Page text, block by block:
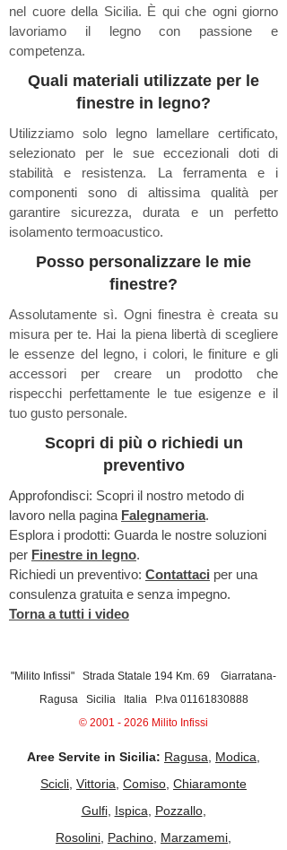
nel cuore della Sicilia. È qui che ogni giorno
lavoriamo il legno con passione e
competenza.
Quali materiali utilizzate per le
finestre in legno?
Utilizziamo solo legno lamellare certificato,
selezionato per le sue eccezionali doti di
stabilità e resistenza. La ferramenta e i
componenti sono di altissima qualità per
garantire sicurezza, durata e un perfetto
isolamento termoacustico.
Posso personalizzare le mie
finestre?
Assolutamente sì. Ogni finestra è creata su
misura per te. Hai la piena libertà di scegliere
le essenze del legno, i colori, le finiture e gli
accessori per creare un prodotto che
rispecchi perfettamente le tue esigenze e il
tuo gusto personale.
Scopri di più o richiedi un
preventivo
Approfondisci: Scopri il nostro metodo di
lavoro nella pagina Falegnameria.
Esplora i prodotti: Guarda le nostre soluzioni
per Finestre in legno.
Richiedi un preventivo: Contattaci per una
consulenza gratuita e senza impegno.
Torna a tutti i video
"Milito Infissi" Strada Statale 194 Km. 69 Giarratana-
Ragusa Sicilia Italia P.Iva 01161830888
© 2001 - 2026 Milito Infissi
Aree Servite in Sicilia: Ragusa Modica
Scicli Vittoria Comiso Chiaramonte
Gulfi, Ispica Pozzallo,
Rosolini Pachino Marzamemi